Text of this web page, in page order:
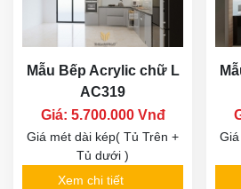
Mẫu Bếp Acrylic chữ L
AC319
Giá: 5.700.000 Vnđ
Giá mét dài kép( Tủ Trên +
Tủ dưới )
Xem chi tiết